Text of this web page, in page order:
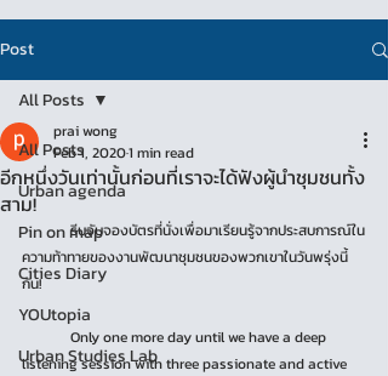
Post
All Posts
Urban agenda
Pin on map
Cities Diary
YOUtopia
Urban Studies Lab
All Posts
อีกหนึ่งวันเท่านั้นก่อนที่เราจะได้ฟังผู้นำชุมชนทั้ง
สาม!
prai wong
Feb 1, 20201 min read
	รีบจับจองบัตรที่นั่งเพื่อมาเรียนรู้จากประสบการณ์​ใน
ความท้าทายของงานพัฒนาชุมชนของพวกเขาในวันพรุ่งนี้​
กัน!
listening session with three passionate and active